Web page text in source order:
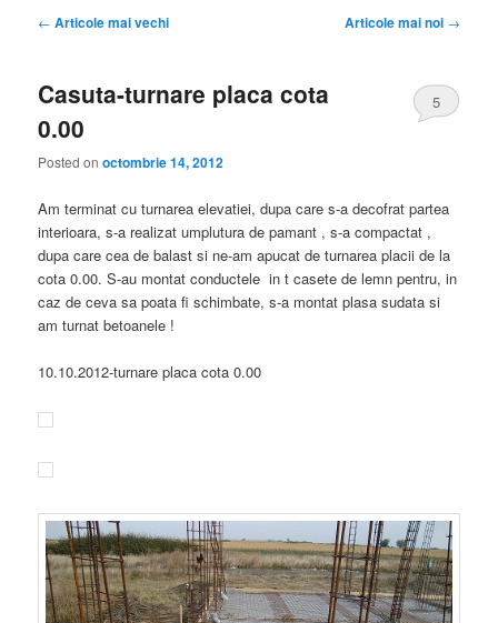
Navigare
← Articole mai vechi Articole mai noi →
Casuta-turnare placa cota
0.00
Posted onoctombrie 14, 2012
5
Am terminat cu turnarea elevatiei, dupa care s-a decofrat partea
interioara, s-a realizat umplutura de pamant , s-a compactat ,
dupa care cea de balast si ne-am apucat de turnarea placii de la
cota 0.00. S-au montat conductele in t casete de lemn pentru, in
caz de ceva sa poata fi schimbate, s-a montat plasa sudata si
am turnat betoanele !
10.10.2012-turnare placa cota 0.00